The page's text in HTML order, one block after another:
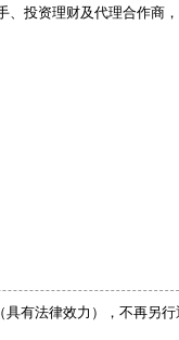
投资理财及代理合作商
有法律效力），不再另